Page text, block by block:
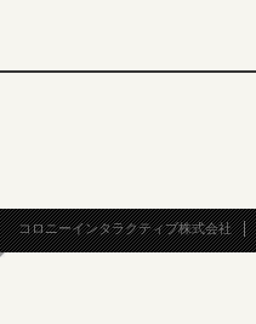
コロニーインタラクティブ株式会社